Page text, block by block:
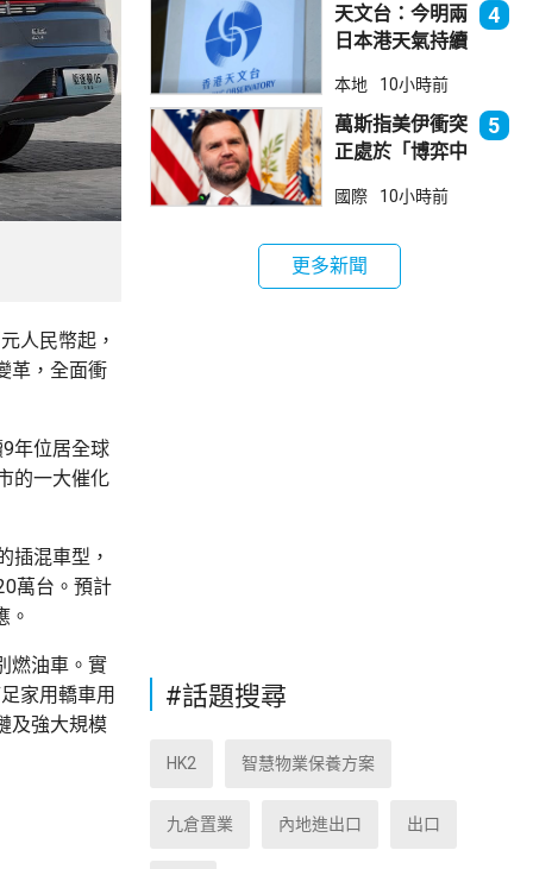
人民幣起，
革，全面衝
年位居全球
的一大催化
插混車型，
萬台。預計
。
燃油車。實
家用轎車用
及強大規模
天文台：今明兩
日本港天氣持續
4
本地 10小時前
萬斯指美伊衝突
正處於「博弈中
5
國際 10小時前
更多新聞
#話題搜尋
HK2 智慧物業保養方案
九倉置業 內地進出口 出口